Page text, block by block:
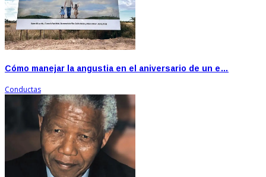
Cómo manejar la angustia en el aniversario de un e…
Conductas